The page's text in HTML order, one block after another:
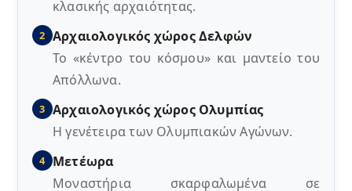
κλασικής αρχαιότητας.
2 Αρχαιολογικός χώρος Δελφών
Το «κέντρο του κόσμου» και μαντείο του
Απόλλωνα.
3 Αρχαιολογικός χώρος Ολυμπίας
Η γενέτειρα των Ολυμπιακών Αγώνων.
4 Μετέωρα
Μοναστήρια σκαρφαλωμένα σε